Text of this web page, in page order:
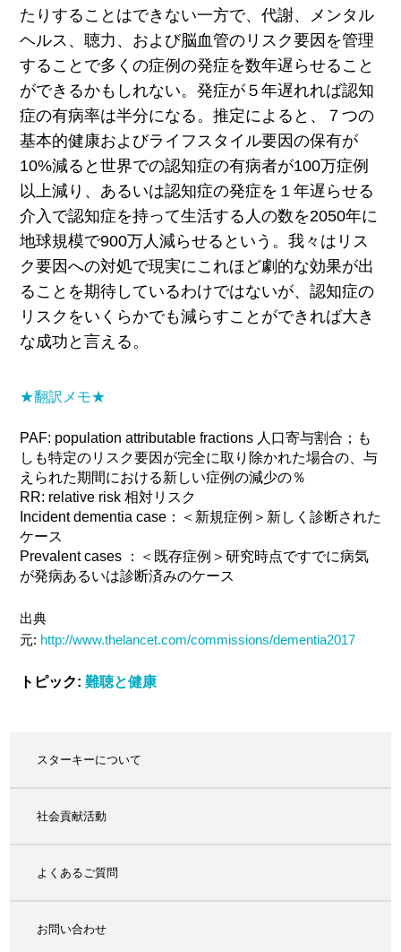
たりすることはできない一方で、代謝、メンタル
ヘルス、聴力、および脳血管のリスク要因を管理
することで多くの症例の発症を数年遅らせること
ができるかもしれない。発症が５年遅れれば認知
症の有病率は半分になる。推定によると、７つの
基本的健康およびライフスタイル要因の保有が
10%減ると世界での認知症の有病者が100万症例
以上減り、あるいは認知症の発症を１年遅らせる
介入で認知症を持って生活する人の数を2050年に
地球規模で900万人減らせるという。我々はリス
ク要因への対処で現実にこれほど劇的な効果が出
ることを期待しているわけではないが、認知症の
リスクをいくらかでも減らすことができれば大き
な成功と言える。
★翻訳メモ★
PAF: population attributable fractions 人口寄与割合；も
しも特定のリスク要因が完全に取り除かれた場合の、与
えられた期間における新しい症例の減少の％
RR: relative risk 相対リスク
Incident dementia case：＜新規症例＞新しく診断された
ケース
Prevalent cases ：＜既存症例＞研究時点ですでに病気
が発病あるいは診断済みのケース
出典
元: http://www.thelancet.com/commissions/dementia2017
トピック: 難聴と健康
スターキーについて
社会貢献活動
よくあるご質問
お問い合わせ